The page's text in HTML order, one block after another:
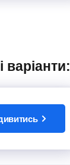
варіанти: